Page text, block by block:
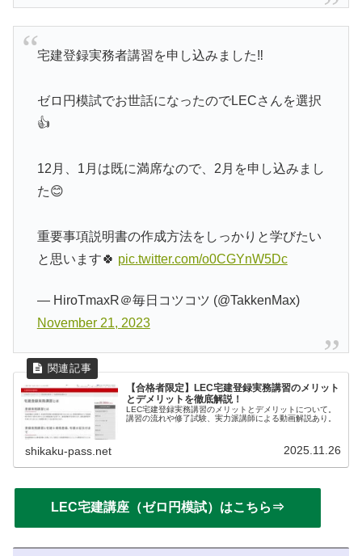
宅建登録実務者講習を申し込みました‼️
ゼロ円模試でお世話になったのでLECさんを選択
👍
12月、1月は既に満席なので、2月を申し込みまし
た😊
重要事項説明書の作成方法をしっかりと学びたい
と思います🍀 pic.twitter.com/o0CGYnW5Dc
— HiroTmaxR＠毎日コツコツ (@TakkenMax)
November 21, 2023
【合格者限定】LEC宅建登録実務講習のメリット
とデメリットを徹底解説！
LEC宅建登録実務講習のメリットとデメリットについて。
講習の流れや修了試験、実力派講師による動画解説あり。
shikaku-pass.net 2025.11.26
LEC宅建講座（ゼロ円模試）はこちら⇒